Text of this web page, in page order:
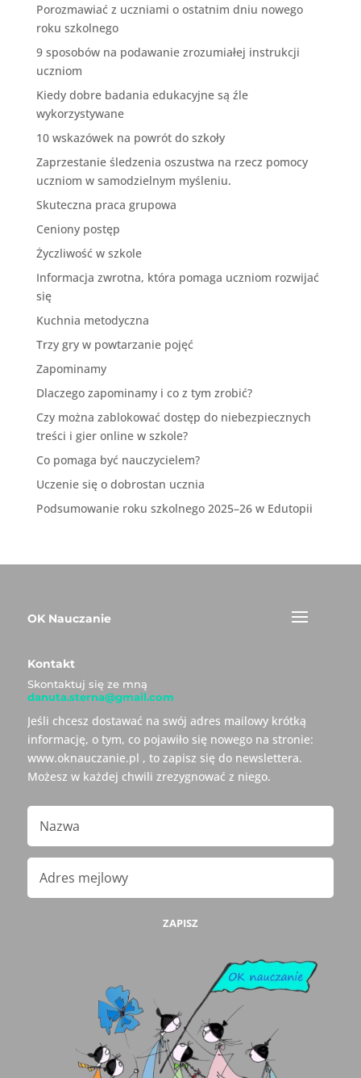
Porozmawiać z uczniami o ostatnim dniu nowego
roku szkolnego
9 sposobów na podawanie zrozumiałej instrukcji
uczniom
Kiedy dobre badania edukacyjne są źle
wykorzystywane
10 wskazówek na powrót do szkoły
Zaprzestanie śledzenia oszustwa na rzecz pomocy
uczniom w samodzielnym myśleniu.
Skuteczna praca grupowa
Ceniony postęp
Życzliwość w szkole
Informacja zwrotna, która pomaga uczniom rozwijać
się
Kuchnia metodyczna
Trzy gry w powtarzanie pojęć
Zapominamy
Dlaczego zapominamy i co z tym zrobić?
Czy można zablokować dostęp do niebezpiecznych
treści i gier online w szkole?
Co pomaga być nauczycielem?
Uczenie się o dobrostan ucznia
Podsumowanie roku szkolnego 2025–26 w Edutopii
OK Nauczanie
Kontakt
Skontaktuj się ze mną
danuta.sterna@gmail.com
Jeśli chcesz dostawać na swój adres mailowy krótką
informację, o tym, co pojawiło się nowego na stronie:
www.oknauczanie.pl , to zapisz się do newslettera.
Możesz w każdej chwili zrezygnować z niego.
ZAPISZ